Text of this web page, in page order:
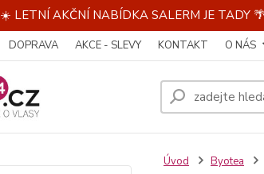
☀️ LETNÍ AKČNÍ NABÍDKA SALERM JE TADY
DOPRAVA AKCE - SLEVY KONTAKT O NÁS
Úvod Byotea